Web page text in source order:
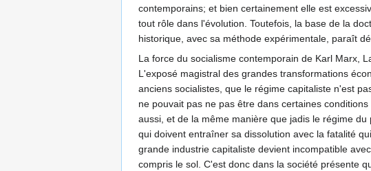
contemporains; et bien certainement elle est
tout rôle dans l'évolution. Toutefois, la base de la
historique, avec sa méthode expérimentale, paraît
La force du socialisme contemporain de Karl Marx,
L'exposé magistral des grandes transformations
anciens socialistes, que le régime capitaliste n'est
ne pouvait pas ne pas être dans certaines
aussi, et de la même manière que jadis le régime
qui doivent entraîner sa dissolution avec la fatalité
grande industrie capitaliste devient incompatible
compris le sol. C'est donc dans la société présente